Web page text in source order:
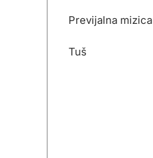
Previjalna mizica
Tuš